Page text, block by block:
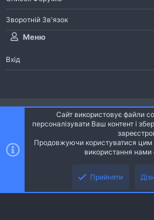
Зворотній Зв'язок
Меню
Вхід
Ніч
Українська (UA)
S
Community platform by XenForo® © 2010-
Community platform by XenForo © 2010-
Сайт використовує файли
персоналізувати Ваш контент і
Продовжуючи користуватися цим
використання нами
Прийняти